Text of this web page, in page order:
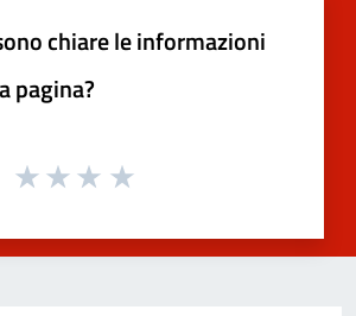
chiare le informazioni
pagina?